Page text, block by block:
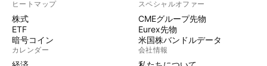
ヒートマップ
株式
ETF
暗号コイン
カレンダー
スペシャルオファー
CMEグループ先物
Eurex先物
米国株バンドルデータ
会社情報